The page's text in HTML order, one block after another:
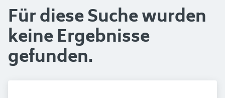
Für diese Suche wurden
keine Ergebnisse
gefunden.